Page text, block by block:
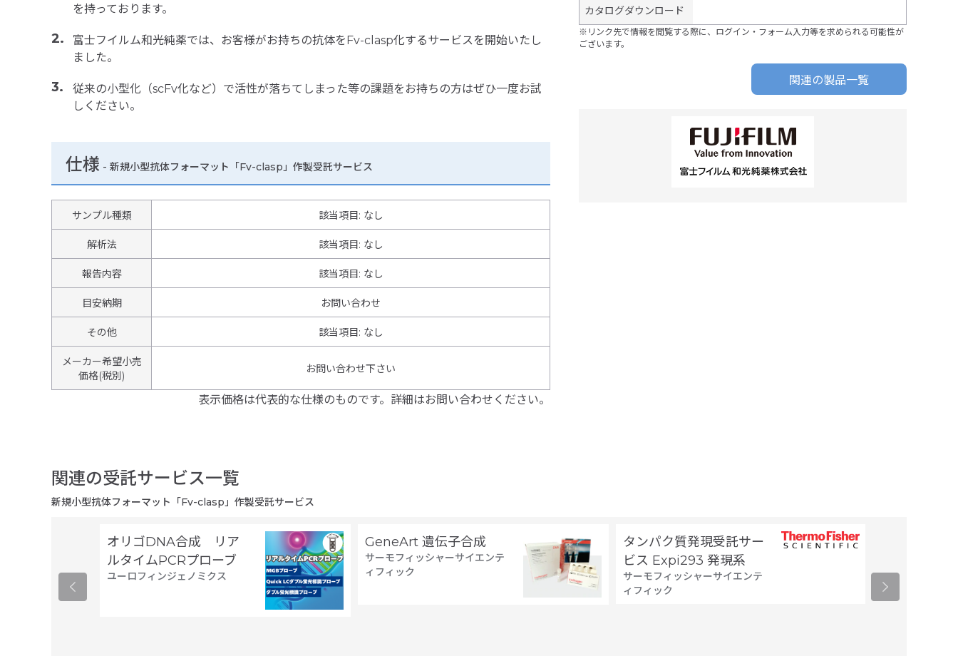
を持っております。
富士フイルム和光純薬では、お客様がお持ちの抗体をFv-clasp化するサービスを開始いたし
ました。
従来の小型化（scFv化など）で活性が落ちてしまった等の課題をお持ちの方はぜひ一度お試
しください。
仕様 - 新規小型抗体フォーマット「Fv-clasp」作製受託サービス
サンプル種類 該当項目: なし
解析法 該当項目: なし
報告内容 該当項目: なし
目安納期 お問い合わせ
その他 該当項目: なし
メーカー希望小売
価格(税別)
お問い合わせ下さい
表示価格は代表的な仕様のものです。詳細はお問い合わせください。
カタログダウンロード
※リンク先で情報を閲覧する際に、ログイン・フォーム入力等を求められる可能性が
ございます。
関連の製品一覧
関連の受託サービス一覧
新規小型抗体フォーマット「Fv-clasp」作製受託サービス
オリゴDNA合成 リア
ルタイムPCRプローブ
ユーロフィンジェノミクス
GeneArt 遺伝子合成
サーモフィッシャーサイエンテ
ィフィック
タンパク質発現受託サー
ビス Expi293 発現系
サーモフィッシャーサイエンテ
ィフィック